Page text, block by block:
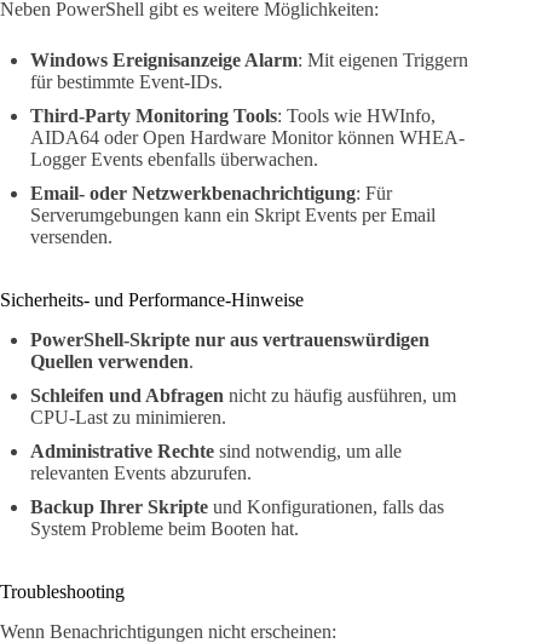
Neben PowerShell gibt es weitere Möglichkeiten:
Windows Ereignisanzeige Alarm: Mit eigenen Triggern
für bestimmte Event-IDs.
Third-Party Monitoring Tools: Tools wie HWInfo,
AIDA64 oder Open Hardware Monitor können WHEA-
Logger Events ebenfalls überwachen.
Email- oder Netzwerkbenachrichtigung: Für
Serverumgebungen kann ein Skript Events per Email
versenden.
Sicherheits- und Performance-Hinweise
PowerShell-Skripte nur aus vertrauenswürdigen
Quellen verwenden.
Schleifen und Abfragen nicht zu häufig ausführen, um
CPU-Last zu minimieren.
Administrative Rechte sind notwendig, um alle
relevanten Events abzurufen.
Backup Ihrer Skripte und Konfigurationen, falls das
System Probleme beim Booten hat.
Troubleshooting
Wenn Benachrichtigungen nicht erscheinen: